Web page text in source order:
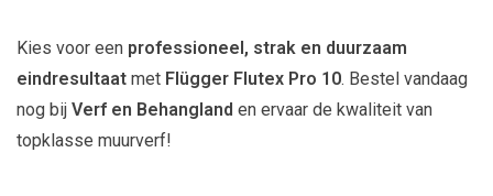
Kies voor een professioneel, strak en duurzaam
eindresultaat met Flügger Flutex Pro 10. Bestel vandaag
nog bij Verf en Behangland en ervaar de kwaliteit van
topklasse muurverf!